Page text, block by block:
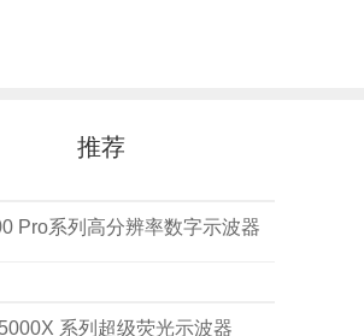
推荐
Pro系列高分辨率数字示波器
系列超级荧光示波器